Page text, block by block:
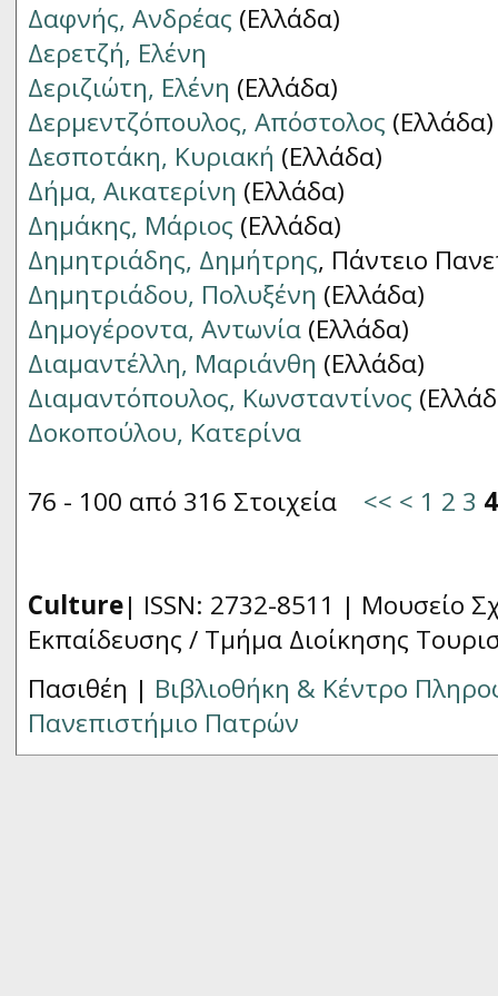
Δαφνής, Ανδρέας (Ελλάδα)
Δερετζή, Ελένη
Δεριζιώτη, Ελένη (Ελλάδα)
Δερμεντζόπουλος, Απόστολος (Ελλάδα)
Δεσποτάκη, Κυριακή (Ελλάδα)
Δήμα, Αικατερίνη (Ελλάδα)
Δημάκης, Μάριος (Ελλάδα)
Δημητριάδης, Δημήτρης, Πάντειο
Δημητριάδου, Πολυξένη (Ελλάδα)
Δημογέροντα, Αντωνία (Ελλάδα)
Διαμαντέλλη, Μαριάνθη (Ελλάδα)
Διαμαντόπουλος, Κωνσταντίνος
Δοκοπούλου, Κατερίνα
76 - 100 από 316 Στοιχεία << < 1 2 3 4
Culture| ISSN: 2732-8511 | Μουσείο
Εκπαίδευσης / Τμήμα Διοίκησης
Πασιθέη | Βιβλιοθήκη & Κέντρο
Πανεπιστήμιο Πατρών